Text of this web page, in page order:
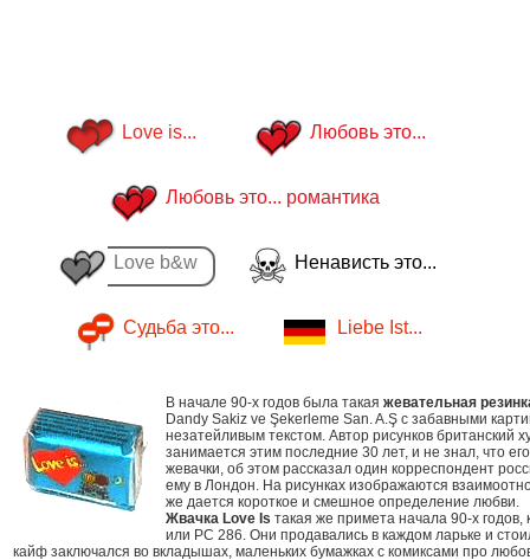
Love is... Любовь это...
Любовь это... романтика
Love b&w Ненависть это...
Судьба это... Liebe Ist...
В начале 90-х годов была такаяжевательная
Dandy Sakiz ve Şekerleme San. A.Ş с забавными
незатейливым текстом. Автор рисунков британский
занимается этим последние 30 лет, и не знал, что
жевачки, об этом рассказал один корреспондент
ему в Лондон. На рисунках изображаются
же дается короткое и смешное определение любви.
Жвачка Love Is такая же примета начала 90-х годов,
или РС 286. Они продавались в каждом ларьке и
кайф заключался во вкладышах, маленьких бумажках с комиксами про